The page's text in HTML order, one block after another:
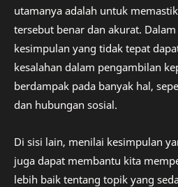
utamanya adalah untuk
tersebut benar dan akurat. Dalam
kesimpulan yang tidak tepat
kesalahan dalam pengambilan
berdampak pada banyak hal,
dan hubungan sosial.
Di sisi lain, menilai kesimpulan
juga dapat membantu kita
lebih baik tentang topik yang